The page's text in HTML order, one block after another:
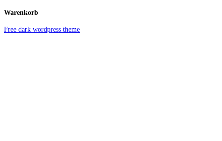
Warenkorb
Free dark wordpress theme